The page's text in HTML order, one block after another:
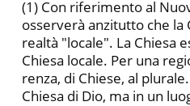
(1) Con riferimento al
osserverà anzi­tutto che la
realtà "locale". La Chiesa
Chiesa locale. Per una
renza, di Chiese, al
Chiesa di Dio, ma in un